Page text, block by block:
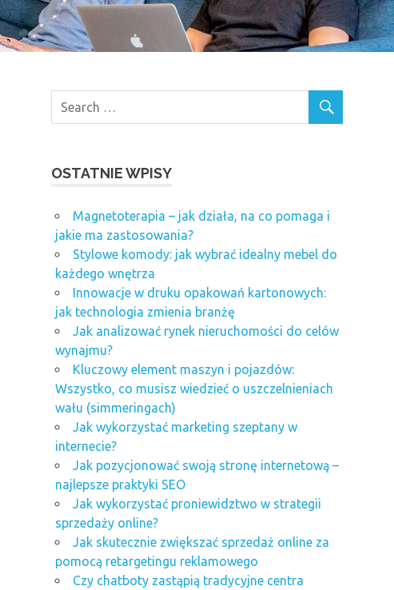
OSTATNIE WPISY
Magnetoterapia – jak działa, na co pomaga i
jakie ma zastosowania?
Stylowe komody: jak wybrać idealny mebel do
każdego wnętrza
Innowacje w druku opakowań kartonowych:
jak technologia zmienia branżę
Jak analizować rynek nieruchomości do celów
wynajmu?
Kluczowy element maszyn i pojazdów:
Wszystko, co musisz wiedzieć o uszczelnieniach
wału (simmeringach)
Jak wykorzystać marketing szeptany w
internecie?
Jak pozycjonować swoją stronę internetową –
najlepsze praktyki SEO
Jak wykorzystać proniewidztwo w strategii
sprzedaży online?
Jak skutecznie zwiększać sprzedaż online za
pomocą retargetingu reklamowego
Czy chatboty zastąpią tradycyjne centra